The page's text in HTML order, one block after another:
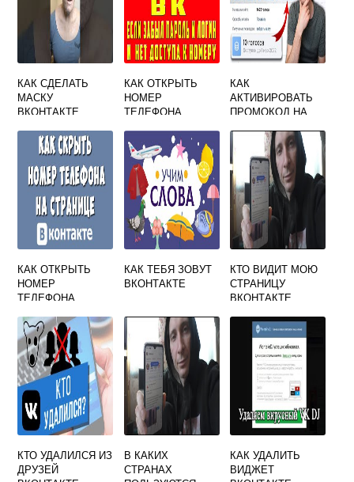
КАК СДЕЛАТЬ
МАСКУ
ВКОНТАКТЕ
КАК ОТКРЫТЬ
НОМЕР
ТЕЛЕФОНА
КАК
АКТИВИРОВАТЬ
ПРОМОКОД НА
ВКОНТАКТЕ
КАК ОТКРЫТЬ
НОМЕР
ТЕЛЕФОНА
КАК ТЕБЯ ЗОВУТ
ВКОНТАКТЕ
КТО ВИДИТ МОЮ
СТРАНИЦУ
ВКОНТАКТЕ
КТО УДАЛИЛСЯ ИЗ
ДРУЗЕЙ
В КАКИХ
СТРАНАХ
КАК УДАЛИТЬ
ВИДЖЕТ